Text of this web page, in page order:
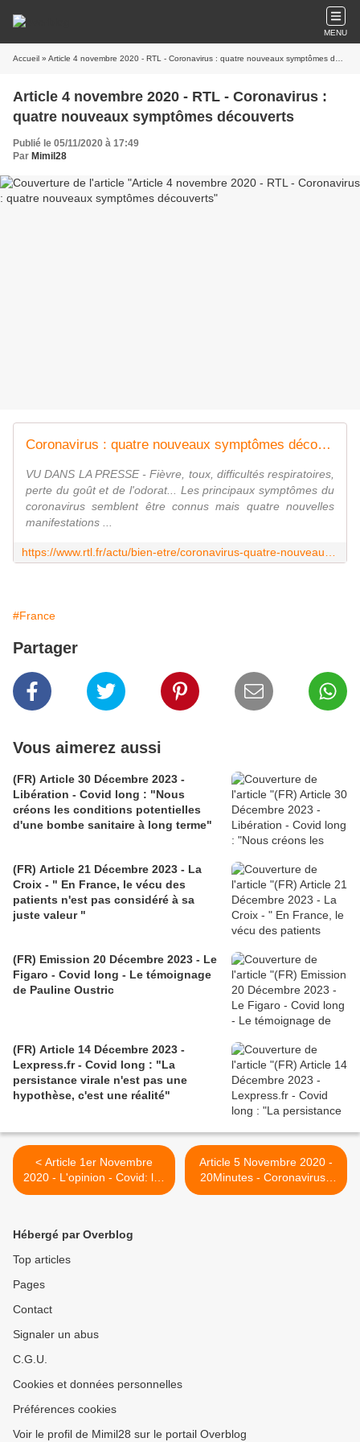
MENU
Accueil » Article 4 novembre 2020 - RTL - Coronavirus : quatre nouveaux symptômes découverts
Article 4 novembre 2020 - RTL - Coronavirus :
quatre nouveaux symptômes découverts
Publié le 05/11/2020 à 17:49
Par Mimil28
Coronavirus : quatre nouveaux symptômes découverts
VU DANS LA PRESSE - Fièvre, toux, difficultés respiratoires,
perte du goût et de l'odorat... Les principaux symptômes du
coronavirus semblent être connus mais quatre nouvelles
manifestations ...
#France
Partager
Vous aimerez aussi
(FR) Article 30 Décembre 2023 -
Libération - Covid long : "Nous
créons les conditions potentielles
d'une bombe sanitaire à long terme"
(FR) Article 21 Décembre 2023 - La
Croix - " En France, le vécu des
patients n'est pas considéré à sa
juste valeur "
(FR) Emission 20 Décembre 2023 - Le
Figaro - Covid long - Le témoignage
de Pauline Oustric
(FR) Article 14 Décembre 2023 -
Lexpress.fr - Covid long : "La
persistance virale n'est pas une
hypothèse, c'est une réalité"
< Article 1er Novembre
2020 - L'opinion - Covid: les
médecins commencent à
Article 5 Novembre 2020 -
20Minutes - Coronavirus :
Perte de goût, difficultés
Hébergé par Overblog
Top articles
Pages
Contact
Signaler un abus
C.G.U.
Cookies et données personnelles
Préférences cookies
Voir le profil de Mimil28 sur le portail Overblog